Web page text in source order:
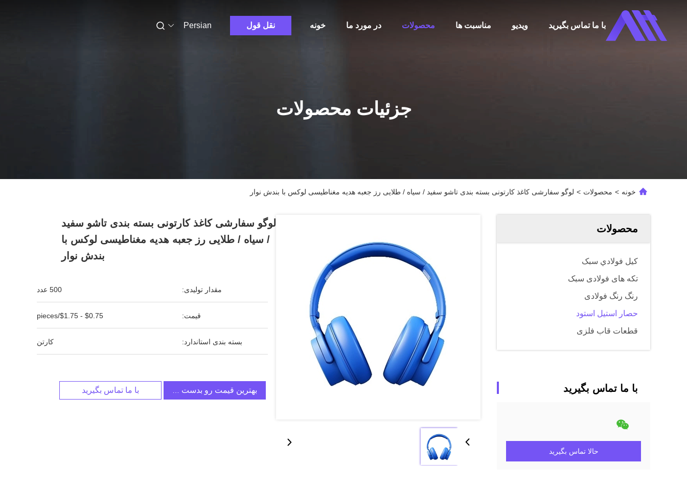
خونه در مورد ما محصولات مناسبت ها ویدیو با ما تماس بگیرید نقل قول Persian
جزئیات محصولات
خونه > محصولات > لوگو سفارشی کاغذ کارتونی بسته بندی تاشو سفید / سیاه / طلایی رز جعبه هدیه مغناطیسی لوکس با بندش نوار
محصولات
کيل فولادي سبک
تکه های فولادی سبک
رنگ رنگ فولادی
حصار استیل استود
قطعات قاب فلزی
با ما تماس بگیرید
حالا تماس بگیرید
لوگو سفارشی کاغذ کارتونی بسته بندی تاشو سفید
/ سیاه / طلایی رز جعبه هدیه مغناطیسی لوکس با
بندش نوار
مقدار تولیدی: 500 عدد
قیمت: $0.75 - $1.75/pieces
بسته بندی استاندارد: کارتن
بهترین قیمت رو بدست بیار با ما تماس بگیرید